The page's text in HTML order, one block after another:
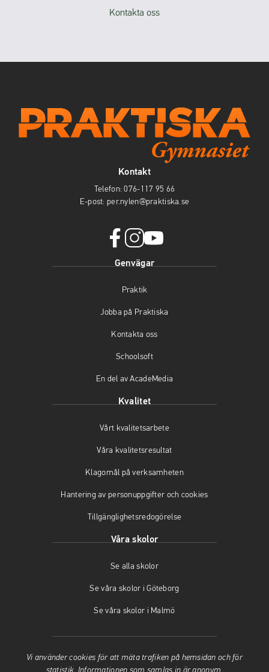
Kontakta oss
Kontakt
Telefon:076-117 95 66
E-post:per.nylen@praktiska.se
(öppnas
nytt
(öppnas
nytt
(öppnas
Genvägar
Praktik
Jobba på Praktiska
Kontakta oss
Schoolsoft
En del av AcadeMedia
Kvalitet
Vårt kvalitetsarbete
Våra kvalitetsresultat
Klagomål på verksamheten
Hantering av personuppgifter och cookies
Tillgänglighetsredogörelse
Våra skolor
Se alla skolor
Se våra skolor i Göteborg
Se våra skolor i Malmö
Vi använder cookies för att mäta trafiken på hemsidan och för
statistik. Informationen som samlas in är anonym.